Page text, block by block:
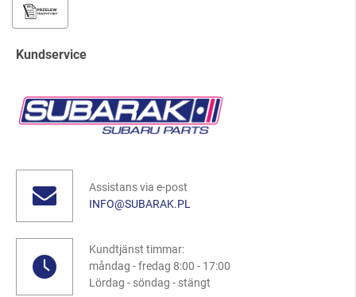
Kundservice
Assistans via e-post
INFO@SUBARAK.PL
Kundtjänst timmar:
måndag - fredag 8:00 - 17:00
Lördag - söndag - stängt